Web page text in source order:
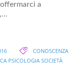
a
CONOSCENZA
PSICOLOGIA SOCIETÀ